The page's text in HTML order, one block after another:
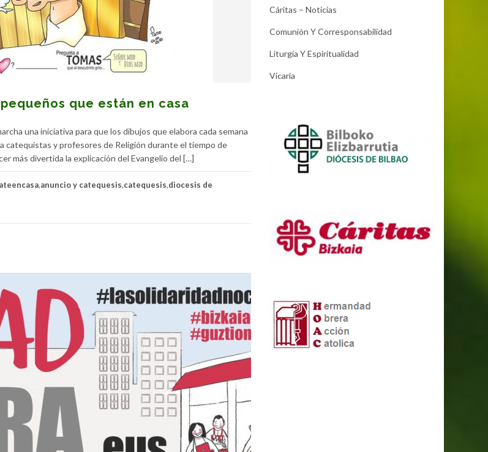
que están en casa
una iniciativa para que los dibujos que elabora cada semana
catequistas y profesores de Religión durante el tiempo de
más divertida la explicación del Evangelio del […]
,anuncio y catequesis,catequesis,diocesis de
Cáritas – Noticias
Comunión Y Corresponsabilidad
Liturgia Y Espiritualidad
Vicaria